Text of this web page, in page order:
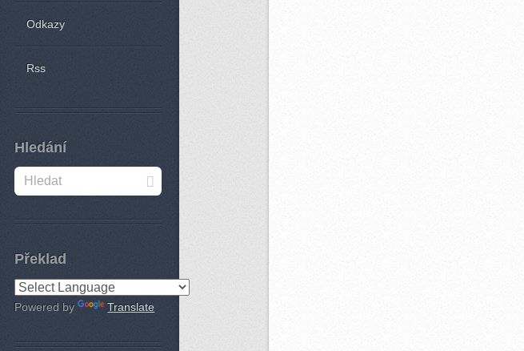
Odkazy
Rss
Hledání
Překlad
Powered by Translate